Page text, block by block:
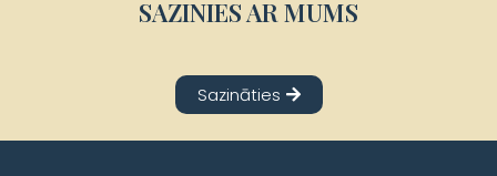
SAZINIES AR MUMS
Sazināties